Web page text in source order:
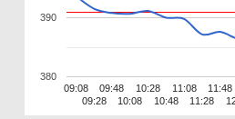
09:08
09:28
09:48
10:08
10:28
10:48
11:08
11:28
11:48
380
390